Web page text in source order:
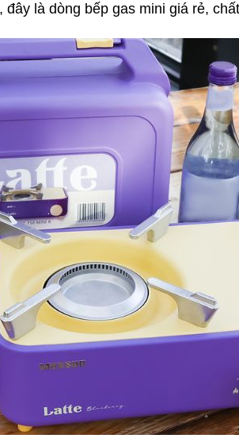
là dòng bếp gas mini giá rẻ,